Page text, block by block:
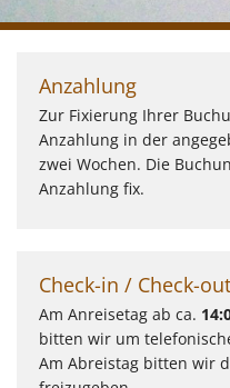
Anzahlung
Zur Fixierung Ihrer
Anzahlung in der
zwei Wochen. Die
Anzahlung fix.
Check-in / Check-out
Am Anreisetag ab ca.
bitten wir um
Am Abreistag bitten wir